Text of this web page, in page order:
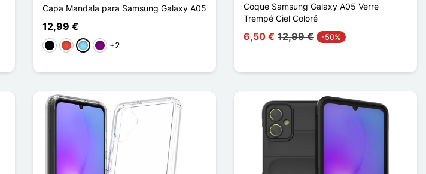
Capa Mandala para Samsung Galaxy A05
12,99 €
PretoVermelho
Azul Claro
Púrpura
+2
Coque Samsung Galaxy A05 Verre
Trempé Ciel Coloré
6,50 € 12,99 € -50%